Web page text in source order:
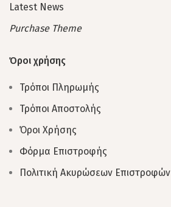
Latest News
Purchase Theme
Όροι χρήσης
Τρόποι Πληρωμής
Τρόποι Αποστολής
Όροι Χρήσης
Φόρμα Επιστροφής
Πολιτική Ακυρώσεων Επιστροφών